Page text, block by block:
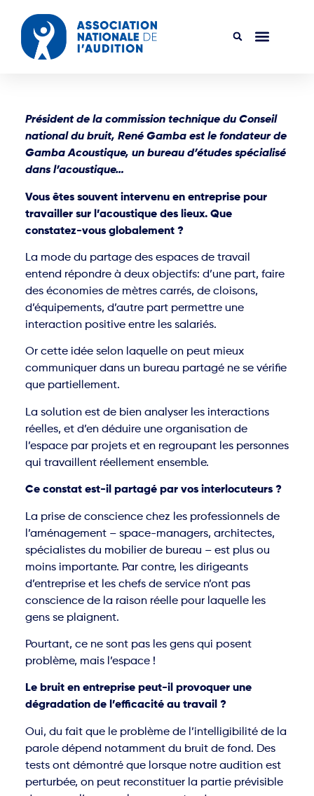
Président de la commission technique du Conseil
national du bruit, René Gamba est le fondateur de
Gamba Acoustique, un bureau d’études spécialisé
dans l’acoustique…
Vous êtes souvent intervenu en entreprise pour
travailler sur l’acoustique des lieux. Que
constatez-vous globalement ?
La mode du partage des espaces de travail
entend répondre à deux objectifs: d’une part, faire
des économies de mètres carrés, de cloisons,
d’équipements, d’autre part permettre une
interaction positive entre les salariés.
Or cette idée selon laquelle on peut mieux
communiquer dans un bureau partagé ne se vérifie
que partiellement.
La solution est de bien analyser les interactions
réelles, et d’en déduire une organisation de
l’espace par projets et en regroupant les personnes
qui travaillent réellement ensemble.
Ce constat est-il partagé par vos interlocuteurs ?
La prise de conscience chez les professionnels de
l’aménagement – space-managers, architectes,
spécialistes du mobilier de bureau – est plus ou
moins importante. Par contre, les dirigeants
d’entreprise et les chefs de service n’ont pas
conscience de la raison réelle pour laquelle les
gens se plaignent.
Pourtant, ce ne sont pas les gens qui posent
problème, mais l’espace !
Le bruit en entreprise peut-il provoquer une
dégradation de l’efficacité au travail ?
Oui, du fait que le problème de l’intelligibilité de la
parole dépend notamment du bruit de fond. Des
tests ont démontré que lorsque notre audition est
perturbée, on peut reconstituer la partie prévisible